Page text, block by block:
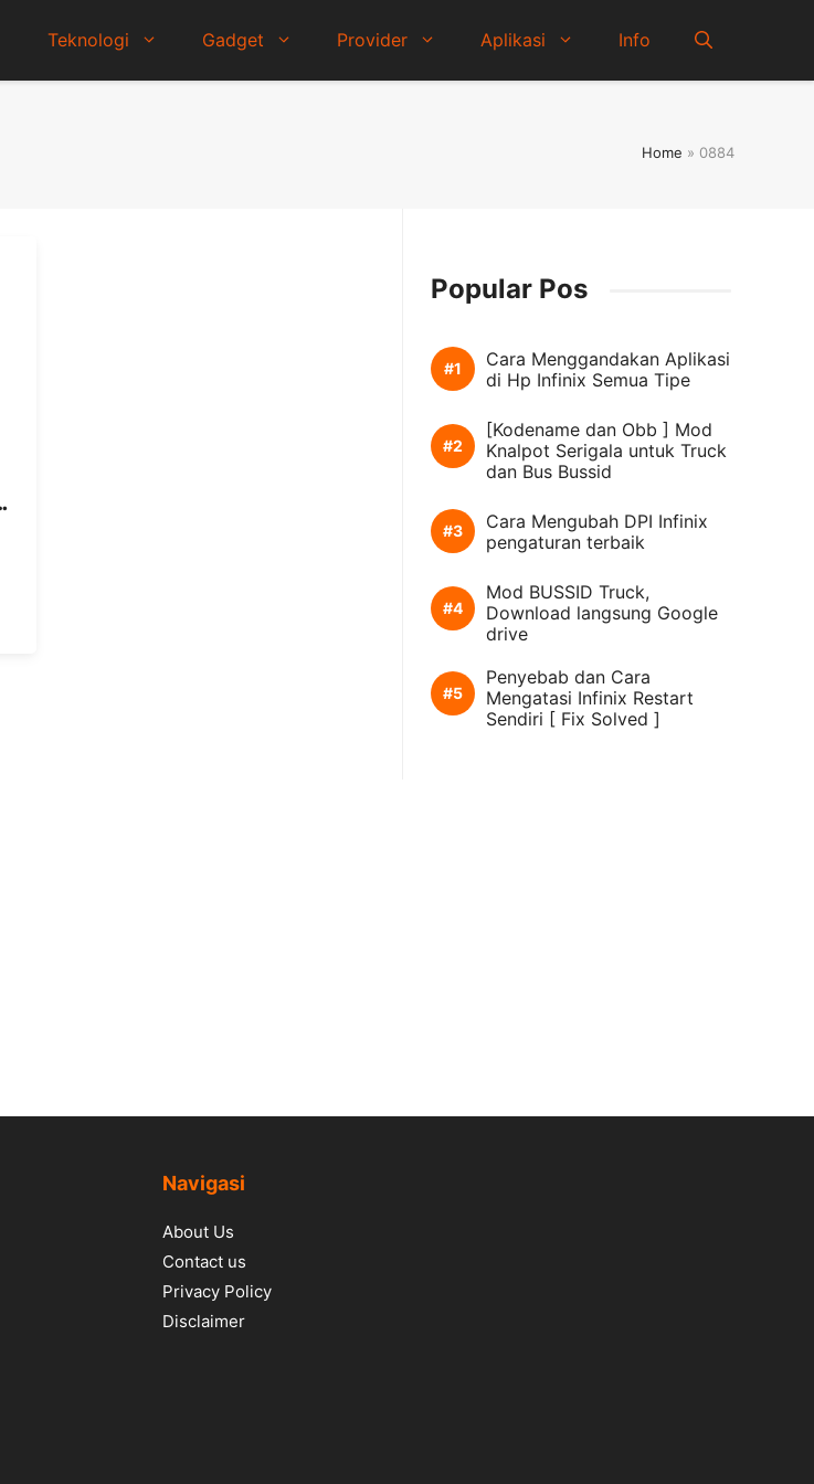
Teknologi Gadget Provider Aplikasi Info
Home » 0884
Popular Pos
Cara Menggandakan Aplikasi
di Hp Infinix Semua Tipe
[Kodename dan Obb ] Mod
Knalpot Serigala untuk Truck
dan Bus Bussid
Cara Mengubah DPI Infinix
pengaturan terbaik
Mod BUSSID Truck,
Download langsung Google
drive
Penyebab dan Cara
Mengatasi Infinix Restart
Sendiri [ Fix Solved ]
Navigasi
About Us
Contact us
Privacy Policy
Disclaimer